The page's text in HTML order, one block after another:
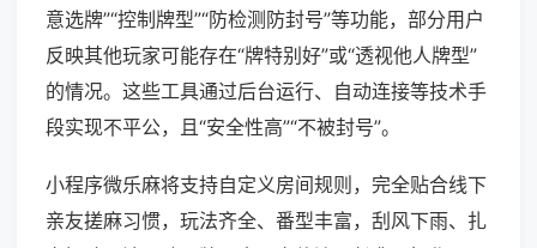
意选牌”“控制牌型”“防检测防封号”等功能，部分用户
反映其他玩家可能存在“牌特别好”或“透视他人牌型”
的情况。这些工具通过后台运行、自动连接等技术手
段实现不平公，且“安全性高”“不被封号”。
小程序微乐麻将支持自定义房间规则，完全贴合线下
亲友搓麻习惯，玩法齐全、番型丰富，刮风下雨、扎